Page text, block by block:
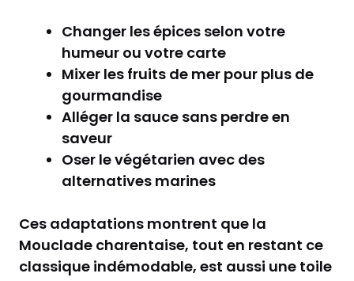
Changer les épices selon votre
humeur ou votre carte
Mixer les fruits de mer pour plus de
gourmandise
Alléger la sauce sans perdre en
saveur
Oser le végétarien avec des
alternatives marines
Ces adaptations montrent que la
Mouclade charentaise, tout en restant ce
classique indémodable, est aussi une toile